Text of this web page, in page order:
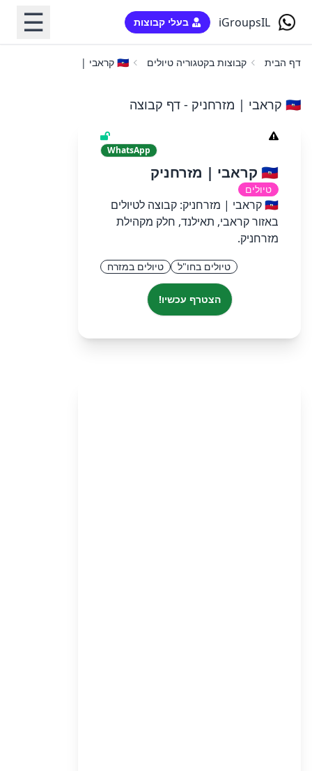
iGroupsIL בעלי קבוצות ☰
דף הבית קבוצות בקטגוריה טיולים 🇹🇭 קראבי | מזרחניק
🇹🇭 קראבי | מזרחניק - דף קבוצה
WhatsApp
🇹🇭 קראבי | מזרחניק
טיולים
🇹🇭 קראבי | מזרחניק: קבוצה לטיולים
באזור קראבי, תאילנד, חלק מקהילת
מזרחניק.
טיולים בחו"ל טיולים במזרח
הצטרף עכשיו!